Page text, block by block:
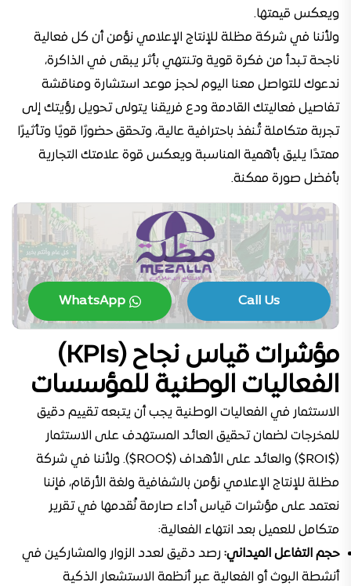
ويعكس قيمتها.
ولأننا في شركة مظلة للإنتاج الإعلامي نؤمن أن كل فعالية
ناجحة تبدأ من فكرة قوية وتنتهي بأثر يبقى في الذاكرة،
ندعوك للتواصل معنا اليوم لحجز موعد استشارة ومناقشة
تفاصيل فعاليتك القادمة ودع فريقنا يتولى تحويل رؤيتك إلى
تجربة متكاملة تُنفذ باحترافية عالية، وتحقق حضورًا قويًا وتأثيرًا
ممتدًا يليق بأهمية المناسبة ويعكس قوة علامتك التجارية
بأفضل صورة ممكنة.
Call Us
WhatsApp
مؤشرات قياس نجاح (KPIs)
الفعاليات الوطنية للمؤسسات
الاستثمار في الفعاليات الوطنية يجب أن يتبعه تقييم دقيق
للمخرجات لضمان تحقيق العائد المستهدف على الاستثمار
($ROI$) والعائد على الأهداف ($ROO$). ولأننا في شركة
مظلة للإنتاج الإعلامي نؤمن بالشفافية ولغة الأرقام، فإننا
نعتمد على مؤشرات قياس أداء صارمة نُقدمها في تقرير
متكامل للعميل بعد انتهاء الفعالية:
حجم التفاعل الميداني: رصد دقيق لعدد الزوار والمشاركين في
أنشطة البوث أو الفعالية عبر أنظمة الاستشعار الذكية